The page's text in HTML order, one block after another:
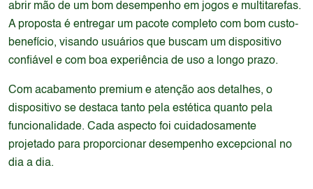
abrir mão de um bom desempenho em jogos e multitarefas.
A proposta é entregar um pacote completo com bom custo-
benefício, visando usuários que buscam um dispositivo
confiável e com boa experiência de uso a longo prazo.
Com acabamento premium e atenção aos detalhes, o
dispositivo se destaca tanto pela estética quanto pela
funcionalidade. Cada aspecto foi cuidadosamente
projetado para proporcionar desempenho excepcional no
dia a dia.